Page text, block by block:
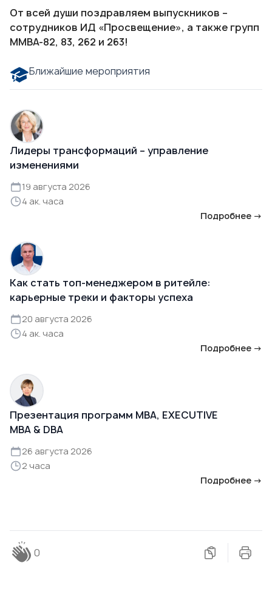
От всей души поздравляем выпускников –
сотрудников ИД «Просвещение», а также групп
ММВА-82, 83, 262 и 263!
Ближайшие мероприятия
Лидеры трансформаций – управление
изменениями
19 августа 2026
4 ак. часа
Подробнее →
Как стать топ-менеджером в ритейле:
карьерные треки и факторы успеха
20 августа 2026
4 ак. часа
Подробнее →
Презентация программ MBA, EXECUTIVE
MBA & DBA
26 августа 2026
2 часа
Подробнее →
0